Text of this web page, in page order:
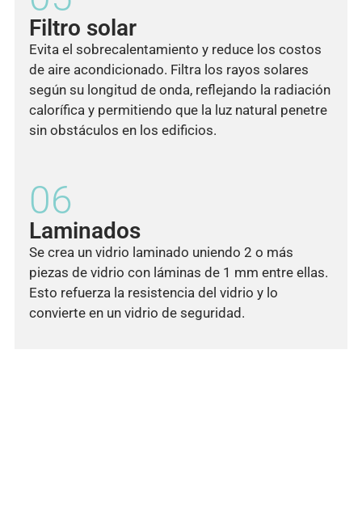
Filtro solar
Evita el sobrecalentamiento y reduce los costos
de aire acondicionado. Filtra los rayos solares
según su longitud de onda, reflejando la radiación
calorífica y permitiendo que la luz natural penetre
sin obstáculos en los edificios.
06
Laminados
Se crea un vidrio laminado uniendo 2 o más
piezas de vidrio con láminas de 1 mm entre ellas.
Esto refuerza la resistencia del vidrio y lo
convierte en un vidrio de seguridad.